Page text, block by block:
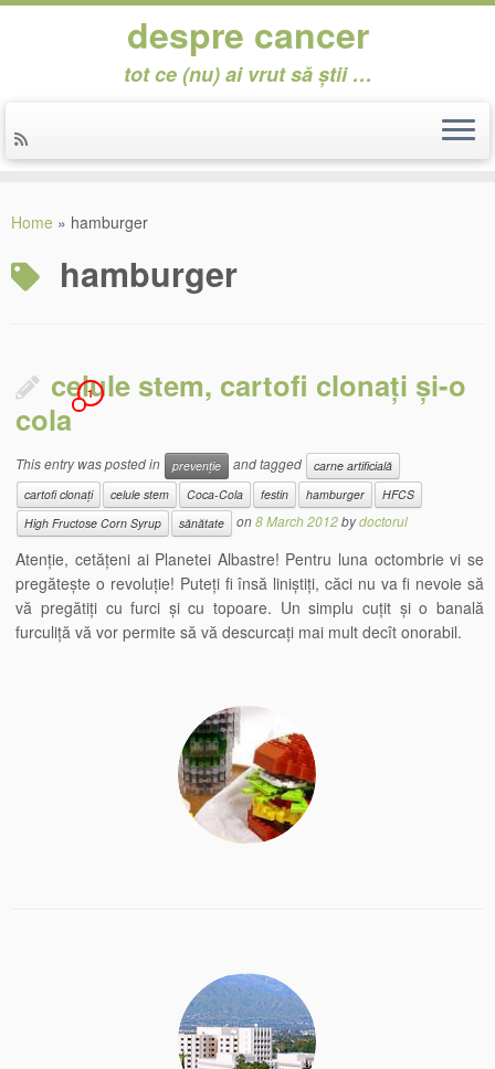
despre cancer
tot ce (nu) ai vrut să știi …
Home » hamburger
hamburger
celule stem, cartofi clonați și-o
cola
1
This entry was posted in prevenție and tagged
carne artificială
cartofi clonați
celule stem Coca-Cola festin hamburger
HFCS
High Fructose Corn Syrup
sănătate on8 March 2012bydoctorul
Atenție, cetățeni ai Planetei Albastre! Pentru luna octombrie vi se
pregătește o revoluție! Puteți fi însă liniștiți, căci nu va fi nevoie să
vă pregătiți cu furci și cu topoare. Un simplu cuțit și o banală
furculiță vă vor permite să vă descurcați mai mult decît onorabil.